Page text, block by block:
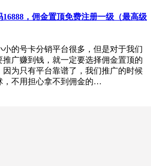
，佣金置顶免费注册一级（最高级
小的号卡分销平台很多，但是对于我们
推广赚到钱，就一定要选择佣金置顶的
因为只有平台靠谱了，我们推广的时候
，不用担心拿不到佣金的…